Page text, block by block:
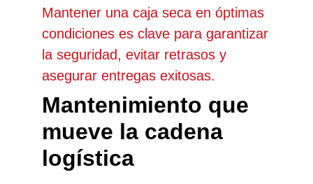
Mantener una caja seca en óptimas
condiciones es clave para garantizar
la seguridad, evitar retrasos y
asegurar entregas exitosas.
Mantenimiento que
mueve la cadena
logística